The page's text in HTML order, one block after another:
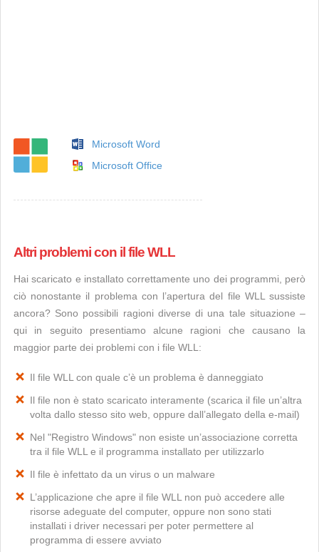
Microsoft Word
Microsoft Office
Altri problemi con il file WLL
Hai scaricato e installato correttamente uno dei programmi, però
ciò nonostante il problema con l’apertura del file WLL sussiste
ancora? Sono possibili ragioni diverse di una tale situazione –
qui in seguito presentiamo alcune ragioni che causano la
maggior parte dei problemi con i file WLL:
Il file WLL con quale c’è un problema è danneggiato
Il file non è stato scaricato interamente (scarica il file un’altra
volta dallo stesso sito web, oppure dall’allegato della e-mail)
Nel "Registro Windows" non esiste un’associazione corretta
tra il file WLL e il programma installato per utilizzarlo
Il file è infettato da un virus o un malware
L’applicazione che apre il file WLL non può accedere alle
risorse adeguate del computer, oppure non sono stati
installati i driver necessari per poter permettere al
programma di essere avviato